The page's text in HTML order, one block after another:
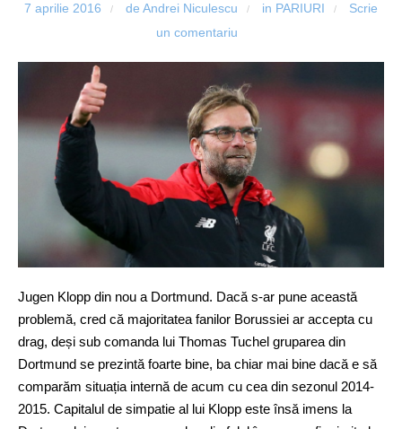
7 aprilie 2016 / de Andrei Niculescu / in PARIURI /
Scrie
un comentariu
Jugen Klopp din nou a Dortmund. Dacă s-ar pune această
problemă, cred că majoritatea fanilor Borussiei ar accepta cu
drag, deși sub comanda lui Thomas Tuchel gruparea din
Dortmund se prezintă foarte bine, ba chiar mai bine dacă e să
comparăm situația internă de acum cu cea din sezonul 2014-
2015. Capitalul de simpatie al lui Klopp este însă imens la